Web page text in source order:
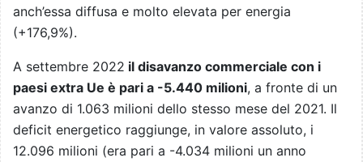
anch’essa diffusa e molto elevata per energia
(+176,9%).
A settembre 2022 il disavanzo commerciale con i
paesi extra Ue è pari a -5.440 milioni, a fronte di un
avanzo di 1.063 milioni dello stesso mese del 2021. Il
deficit energetico raggiunge, in valore assoluto, i
12.096 milioni (era pari a -4.034 milioni un anno